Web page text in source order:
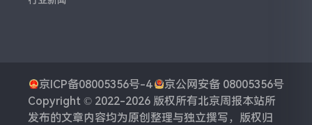
京ICP备08005356号-4
京公网安备 08005356号
Copyright © 2022-2026 版权所有北京周报本站所
发布的文章内容均为原创整理与独立撰写，版权归